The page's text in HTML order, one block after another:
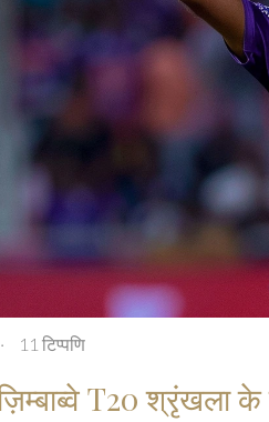
· 11 टिप्पणि
T20 श्रृंखला के